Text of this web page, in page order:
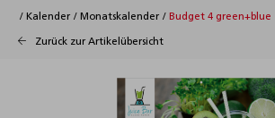
/ Kalender / Monatskalender / Budget 4 green+blue
Zurück zur Artikelübersicht